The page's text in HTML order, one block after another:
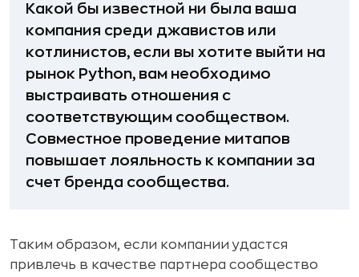
Какой бы известной ни была ваша
компания среди джавистов или
котлинистов, если вы хотите выйти на
рынок Python, вам необходимо
выстраивать отношения с
соответствующим сообществом.
Совместное проведение митапов
повышает лояльность к компании за
счет бренда сообщества.
Таким образом, если компании удастся
привлечь в качестве партнера сообщество